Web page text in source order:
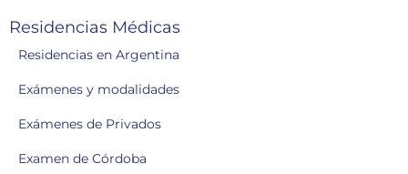
Residencias Médicas
Residencias en Argentina
Exámenes y modalidades
Exámenes de Privados
Examen de Córdoba